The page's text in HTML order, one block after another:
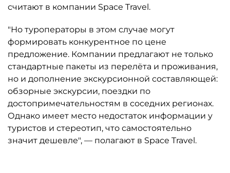
считают в компании Space Travel.
"Но туроператоры в этом случае могут
формировать конкурентное по цене
предложение. Компании предлагают не только
стандартные пакеты из перелёта и проживания,
но и дополнение экскурсионной составляющей:
обзорные экскурсии, поездки по
достопримечательностям в соседних регионах.
Однако имеет место недостаток информации у
туристов и стереотип, что самостоятельно
значит дешевле", — полагают в Space Travel.